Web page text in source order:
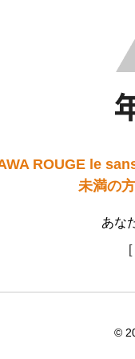
ROUGE le
未満の
あな
©